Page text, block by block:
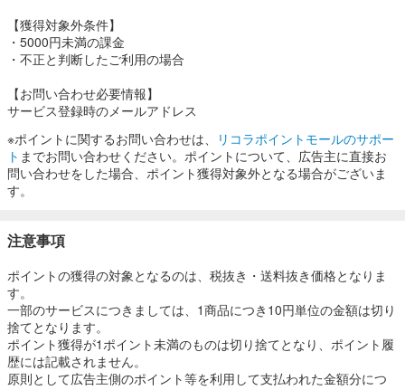
【獲得対象外条件】
・5000円未満の課金
・不正と判断したご利用の場合
【お問い合わせ必要情報】
サービス登録時のメールアドレス
※ポイントに関するお問い合わせは、
リコラポイントモールのサポー
ト までお問い合わせください。ポイントについて、広告主に直接お
問い合わせをした場合、ポイント獲得対象外となる場合がございま
す。
注意事項
ポイントの獲得の対象となるのは、税抜き・送料抜き価格となりま
す。
一部のサービスにつきましては、1商品につき10円単位の金額は切り
捨てとなります。
ポイント獲得が1ポイント未満のものは切り捨てとなり、ポイント履
歴には記載されません。
原則として広告主側のポイント等を利用して支払われた金額分につ